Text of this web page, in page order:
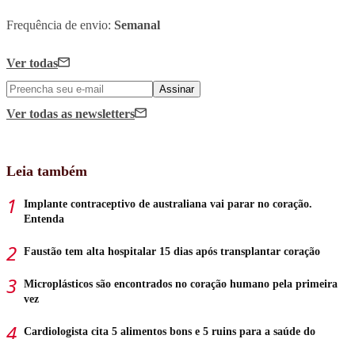
Frequência de envio: Semanal
Ver todas
Assinar
Ver todas as newsletters
Leia também
Implante contraceptivo de australiana vai parar no coração.
Entenda
Faustão tem alta hospitalar 15 dias após transplantar coração
Microplásticos são encontrados no coração humano pela primeira
vez
Cardiologista cita 5 alimentos bons e 5 ruins para a saúde do